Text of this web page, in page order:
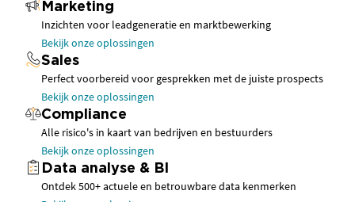
Marketing
Inzichten voor leadgeneratie en marktbewerking
Bekijk onze oplossingen
Sales
Perfect voorbereid voor gesprekken met de juiste prospects
Bekijk onze oplossingen
Compliance
Alle risico's in kaart van bedrijven en bestuurders
Bekijk onze oplossingen
Data analyse & BI
Ontdek 500+ actuele en betrouwbare data kenmerken